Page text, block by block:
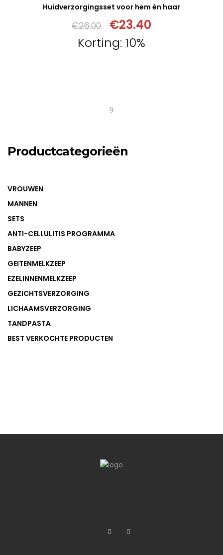
Niet op voorraad
Huidverzorgingsset voor hem én haar
€26.00 €23.40
Korting: 10%
Productcategorieën
VROUWEN
MANNEN
SETS
ANTI-CELLULITIS PROGRAMMA
BABYZEEP
GEITENMELKZEEP
EZELINNENMELKZEEP
GEZICHTSVERZORGING
LICHAAMSVERZORGING
TANDPASTA
BEST VERKOCHTE PRODUCTEN